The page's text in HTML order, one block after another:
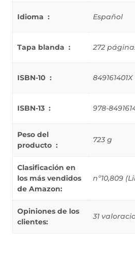
Idioma ‏ : ‎ Español
Tapa blanda ‏ : ‎ 272
ISBN-10 ‏ : ‎ 849161401X
ISBN-13 ‏ : ‎ 978-
Peso del
producto ‏ : ‎
723 g
Clasificación en
los más vendidos
de Amazon:
nº10,809
Opiniones de los
clientes:
31